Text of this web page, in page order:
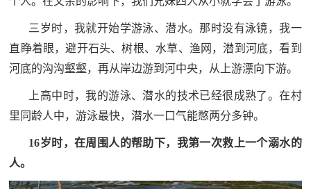
动
员
民
防
空
人
民
国
防
智
三岁时，我就开始学游泳、潜水。那时没有泳镜，我一
直睁着眼，避开石头、树根、水草、渔网，潜到河底，看到
河底的沟沟壑壑，再从岸边游到河中央，从上游漂向下游。
上高中时，我的游泳、潜水的技术已经很成熟了。在村
里同龄人中，游泳最快，潜水一口气能憋两分多钟。
16岁时，在周围人的帮助下，我第一次救上一个溺水的
人。